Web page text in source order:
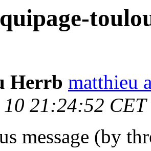
Herrb matthieu
21:24:52 CET
message (by